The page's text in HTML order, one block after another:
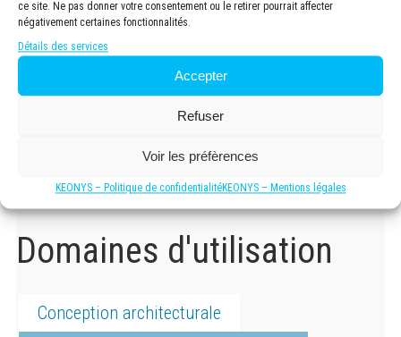
ce site. Ne pas donner votre consentement ou le retirer pourrait affecter
négativement certaines fonctionnalités.
Détails des services
Accepter
Refuser
Voir les préfèrences
KEONYS – Politique de confidentialitéKEONYS – Mentions légales
travail existants, DraftSight facilite la collaboration entre
les équipes de conception, d’architecture, et de gestion de
projets.
Prêt pour l’avenir :Connecté à la plate-forme
3DEXPERIENCE® pour la gestion de projets, les
documentaire, DraftSight est évolutif et prêt à répondre aux
Domaines d'utilisation
Conception architecturale